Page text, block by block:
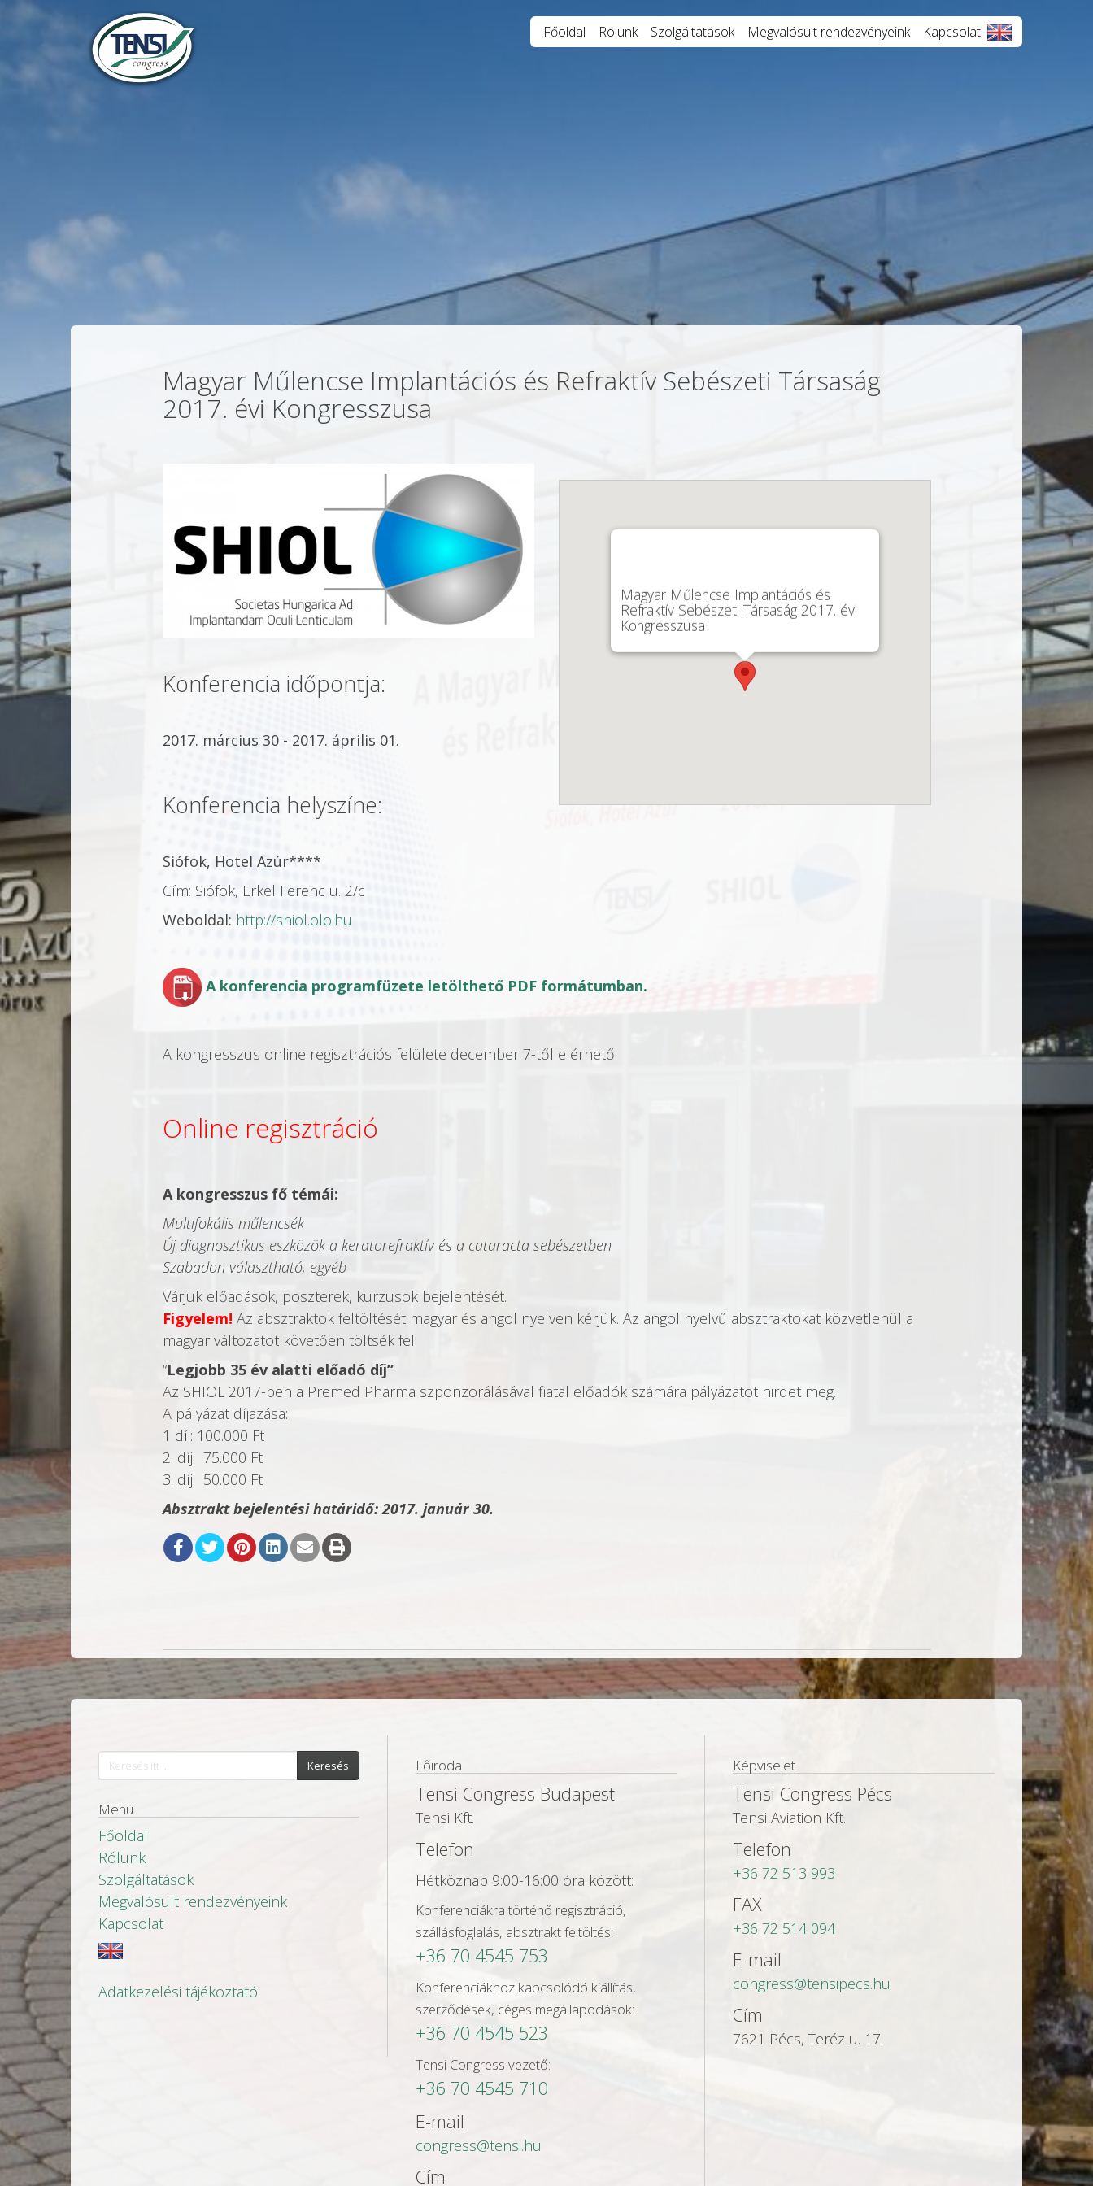
Főoldal Rólunk Szolgáltatások Megvalósult rendezvényeink Kapcsolat
Magyar Műlencse Implantációs és Refraktív Sebészeti Társaság
2017. évi Kongresszusa
Konferencia időpontja:
2017. március 30 - 2017. április 01.
Konferencia helyszíne:
Siófok, Hotel Azúr****
Cím: Siófok, Erkel Ferenc u. 2/c
Weboldal: http://shiol.olo.hu
Magyar Műlencse Implantációs és
Refraktív Sebészeti Társaság 2017. évi
Kongresszusa
A konferencia programfüzete letölthető PDF formátumban.
A kongresszus online regisztrációs felülete december 7-től elérhető.
Online regisztráció
A kongresszus fő témái:
Multifokális műlencsék
Új diagnosztikus eszközök a keratorefraktív és a cataracta sebészetben
Szabadon választható, egyéb
Várjuk előadások, poszterek, kurzusok bejelentését.
Figyelem! Az absztraktok feltöltését magyar és angol nyelven kérjük. Az angol nyelvű absztraktokat közvetlenül a
magyar változatot követően töltsék fel!
“Legjobb 35 év alatti előadó díj”
Az SHIOL 2017-ben a Premed Pharma szponzorálásával fiatal előadók számára pályázatot hirdet meg.
A pályázat díjazása:
1 díj: 100.000 Ft
2. díj: 75.000 Ft
3. díj: 50.000 Ft
Absztrakt bejelentési határidő: 2017. január 30.
Keresés
Menü
Főoldal
Rólunk
Szolgáltatások
Megvalósult rendezvényeink
Kapcsolat
Adatkezelési tájékoztató
Főiroda
Tensi Congress Budapest
Tensi Kft.
Telefon
Hétköznap 9:00-16:00 óra között:
Konferenciákra történő regisztráció,
szállásfoglalás, absztrakt feltöltés:
+36 70 4545 753
Konferenciákhoz kapcsolódó kiállítás,
szerződések, céges megállapodások:
+36 70 4545 523
Tensi Congress vezető:
+36 70 4545 710
E-mail
congress@tensi.hu
Cím
Képviselet
Tensi Congress Pécs
Tensi Aviation Kft.
Telefon
+36 72 513 993
FAX
+36 72 514 094
E-mail
congress@tensipecs.hu
Cím
7621 Pécs, Teréz u. 17.